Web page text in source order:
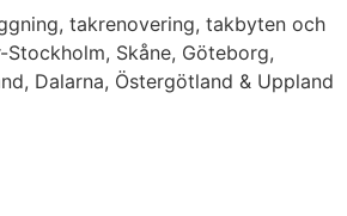
takrenovering, takbyten och
Skåne, Göteborg,
Dalarna, Östergötland & Uppland